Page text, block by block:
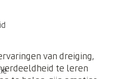
van dreiging,
te leren